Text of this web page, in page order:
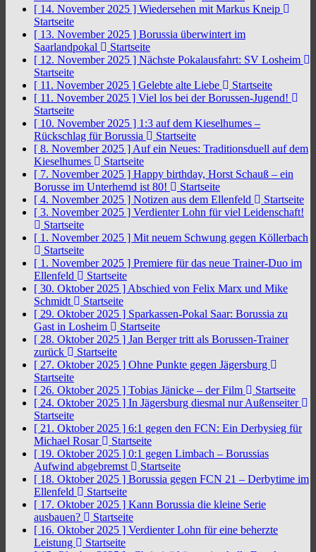
[ 14. November 2025 ] Wiedersehen mit Markus Kneip
Startseite
[ 13. November 2025 ] Borussia überwintert im
Saarlandpokal
Startseite
[ 12. November 2025 ] Nächste Pokalausfahrt: SV Losheim
Startseite
[ 11. November 2025 ] Gelebte alte Liebe
Startseite
[ 11. November 2025 ] Viel los bei der Borussen-Jugend!
Startseite
[ 10. November 2025 ] 1:3 auf dem Kieselhumes –
Rückschlag für Borussia
Startseite
[ 8. November 2025 ] Auf ein Neues: Traditionsduell auf dem
Kieselhumes
Startseite
[ 7. November 2025 ] Happy birthday, Horst Schauß – ein
Borusse im Unterhemd ist 80!
Startseite
[ 4. November 2025 ] Notizen aus dem Ellenfeld
Startseite
[ 3. November 2025 ] Verdienter Lohn für viel Leidenschaft!
Startseite
[ 1. November 2025 ] Mit neuem Schwung gegen Köllerbach
Startseite
[ 1. November 2025 ] Premiere für das neue Trainer-Duo im
Ellenfeld
Startseite
[ 30. Oktober 2025 ] Abschied von Felix Marx und Mike
Schmidt
Startseite
[ 29. Oktober 2025 ] Sparkassen-Pokal Saar: Borussia zu
Gast in Losheim
Startseite
[ 28. Oktober 2025 ] Jan Berger tritt als Borussen-Trainer
zurück
Startseite
[ 27. Oktober 2025 ] Ohne Punkte gegen Jägersburg
Startseite
[ 26. Oktober 2025 ] Tobias Jänicke – der Film
Startseite
[ 24. Oktober 2025 ] In Jägersburg diesmal nur Außenseiter
Startseite
[ 21. Oktober 2025 ] 6:1 gegen den FCN: Ein Derbysieg für
Michael Rosar
Startseite
[ 19. Oktober 2025 ] 0:1 gegen Limbach – Borussias
Aufwind abgebremst
Startseite
[ 18. Oktober 2025 ] Borussia gegen FCN 21 – Derbytime im
Ellenfeld
Startseite
[ 17. Oktober 2025 ] Kann Borussia die kleine Serie
ausbauen?
Startseite
[ 16. Oktober 2025 ] Verdienter Lohn für eine beherzte
Leistung
Startseite